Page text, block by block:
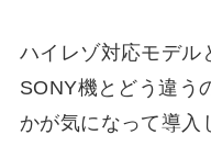
ハイレゾ対応モデル
SONY機とどう違う
かが気になって導入